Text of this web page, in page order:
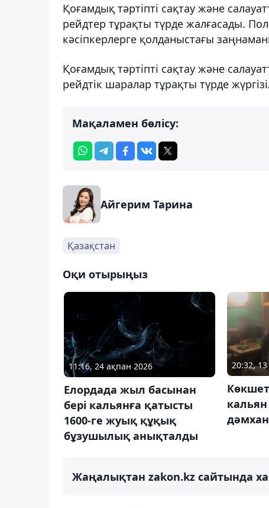
Қоғамдық тәртіпті сақтау және
рейдтер тұрақты түрде жалғасады.
кәсіпкерлерге қолданыстағы
Қоғамдық тәртіпті сақтау және
рейдтік шаралар тұрақты түрде
Мақаламен бөлісу:
Айгерим Тарина
Қазақстан
Оқи отырыңыз
11:16, 24 ақпан 2026
Елордада жыл басынан
бері кальянға қатысты
1600-ге жуық құқық
бұзушылық анықталды
20:32,
Жаңалықтан zakon.kz сайтында